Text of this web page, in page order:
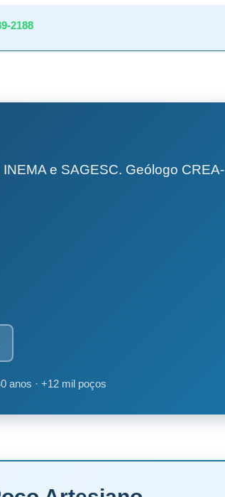
2188
e SAGESC. Geólogo CREA-
anos · +12 mil poços